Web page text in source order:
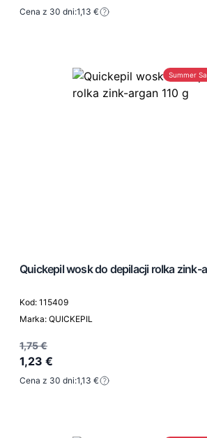
Cena z 30 dni:1,13 €
Summer
Quickepil wosk do depilacji rolka zink-
Kod: 115409
Marka: QUICKEPIL
1,75 €
1,23 €
Cena z 30 dni:1,13 €